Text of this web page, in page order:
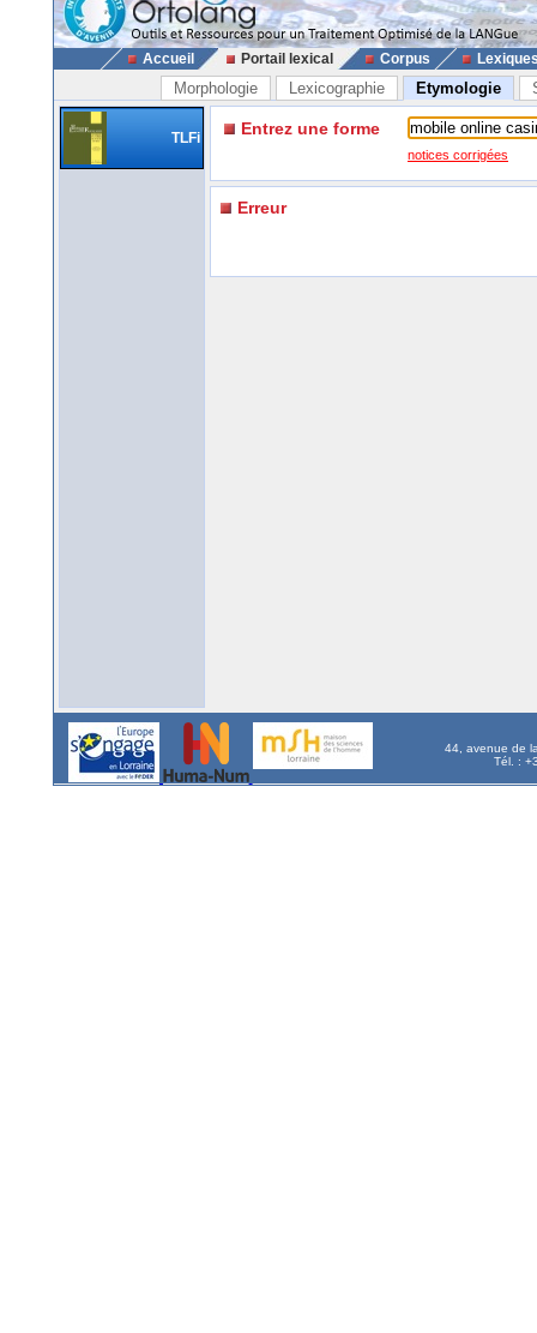
Accueil Portail lexical Corpus
Morphologie Lexicographie Etymologie
TLFi Entrez une forme
notices corrigées
Erreur
44, avenue de
Tél. :